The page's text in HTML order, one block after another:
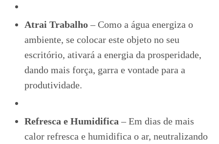
Atrai Trabalho– Como a água energiza o
ambiente, se colocar este objeto no seu
escritório, ativará a energia da prosperidade,
dando mais força, garra e vontade para a
produtividade.
Refresca e Humidifica– Em dias de mais
calor refresca e humidifica o ar, neutralizando